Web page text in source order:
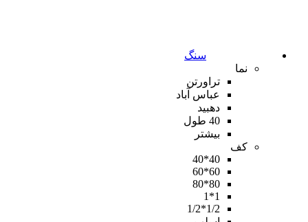
سنگ
نما
تراورتن
عباس آباد
دهبید
40 طول
بیشتر
کف
40*40
60*60
80*80
1*1
1/2*1/2